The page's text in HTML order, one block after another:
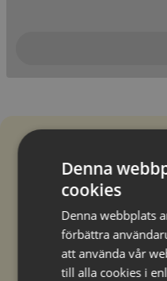
För mycket att välja
Prata med ett av våra
Kontakta någon av våra
personliga råd om vilken
Denna
cookies
Denna webbplats
förbättra
att använda vår
till alla cookies i